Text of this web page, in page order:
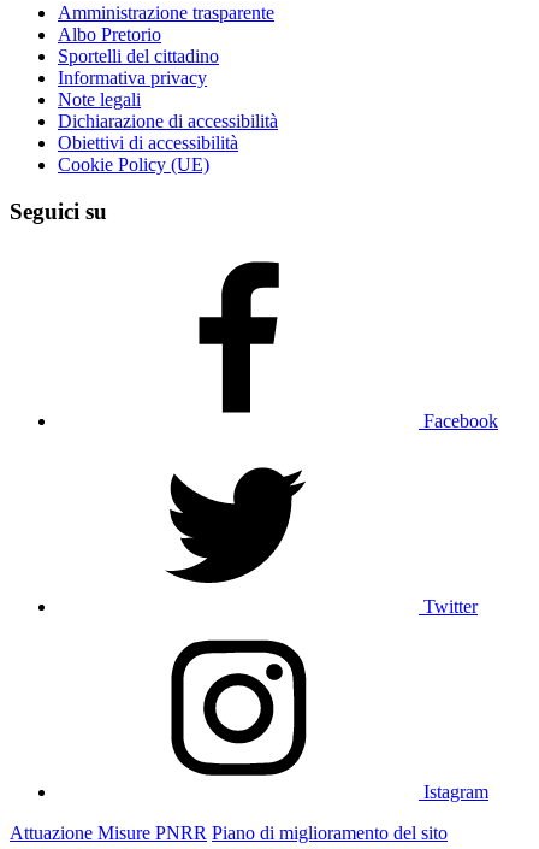
Amministrazione trasparente
Albo Pretorio
Sportelli del cittadino
Informativa privacy
Note legali
Dichiarazione di accessibilità
Obiettivi di accessibilità
Cookie Policy (UE)
Seguici su
Facebook
Twitter
Istagram
Attuazione Misure PNRR Piano di miglioramento del sito